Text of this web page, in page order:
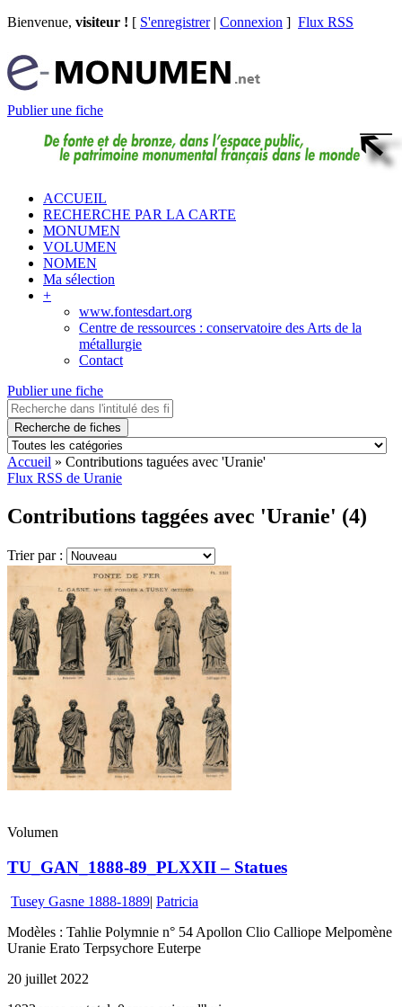
Bienvenue, visiteur ! [ S'enregistrer| Connexion ] Flux RSS
Publier une fiche
ACCUEIL
RECHERCHE PAR LA CARTE
MONUMEN
VOLUMEN
NOMEN
Ma sélection
+
www.fontesdart.org
Centre de ressources : conservatoire des Arts de la
métallurgie
Contact
Publier une fiche
Recherche de fiches
Accueil » Contributions taguées avec 'Uranie'
Flux RSS de Uranie
Contributions taggées avec 'Uranie' (4)
Trier par :
Volumen
TU_GAN_1888-89_PLXXII – Statues
Tusey Gasne 1888-1889| Patricia
Modèles : Tahlie Polymnie n° 54 Apollon Clio Calliope Melpomène
Uranie Erato Terpsychore Euterpe
20 juillet 2022